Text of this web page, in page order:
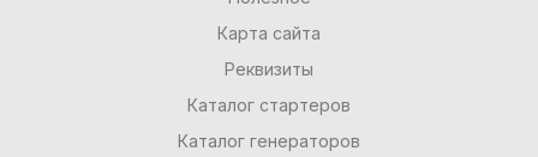
Карта сайта
Реквизиты
Каталог стартеров
Каталог генераторов